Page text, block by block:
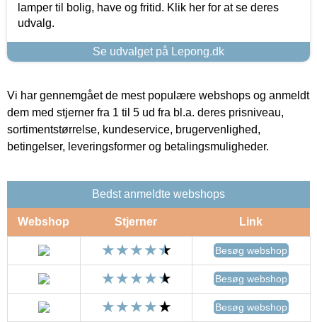
lamper til bolig, have og fritid. Klik her for at se deres
udvalg.
Se udvalget på Lepong.dk
Vi har gennemgået de mest populære webshops og anmeldt
dem med stjerner fra 1 til 5 ud fra bl.a. deres prisniveau,
sortimentstørrelse, kundeservice, brugervenlighed,
betingelser, leveringsformer og betalingsmuligheder.
Bedst anmeldte webshops
Webshop Stjerner Link
Besøg webshop
Besøg webshop
Besøg webshop